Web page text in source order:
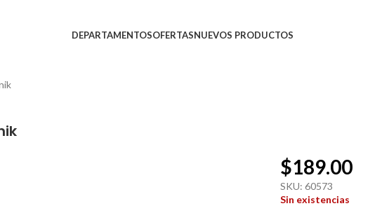
DEPARTAMENTOSOFERTASNUEVOS PRODUCTOS
$189.00
SKU:60573
Sin existencias